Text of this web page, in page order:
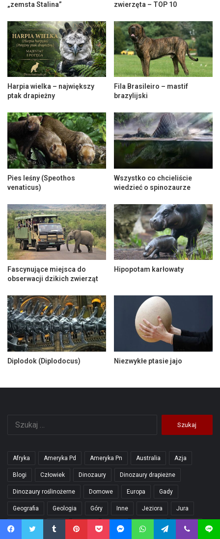
„zemsta Stalina”
zwierzęta – TOP 10
Harpia wielka – największy
ptak drapieżny
Fila Brasileiro – mastif
brazylijski
Pies leśny (Speothos
venaticus)
Wszystko co chcieliście
wiedzieć o spinozaurze
Fascynujące miejsca do
obserwacji dzikich zwierząt
Hipopotam karłowaty
Diplodok (Diplodocus) Niezwykłe ptasie jajo
Afryka Ameryka Pd Ameryka Pn Australia Azja
Blogi Człowiek Dinozaury Dinozaury drapieżne
Dinozaury roślinożerne Domowe Europa Gady
Geografia Geologia Góry Inne Jeziora Jura
Kotowate Koty Kreda Małpy Mitologia Morskie